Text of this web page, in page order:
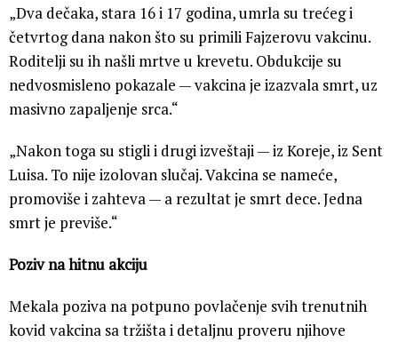
„Dva dečaka, stara 16 i 17 godina, umrla su trećeg i
četvrtog dana nakon što su primili Fajzerovu vakcinu.
Roditelji su ih našli mrtve u krevetu. Obdukcije su
nedvosmisleno pokazale — vakcina je izazvala smrt, uz
masivno zapaljenje srca.“
„Nakon toga su stigli i drugi izveštaji — iz Koreje, iz Sent
Luisa. To nije izolovan slučaj. Vakcina se nameće,
promoviše i zahteva — a rezultat je smrt dece. Jedna
smrt je previše.“
Poziv na hitnu akciju
Mekala poziva na potpuno povlačenje svih trenutnih
kovid vakcina sa tržišta i detaljnu proveru njihove